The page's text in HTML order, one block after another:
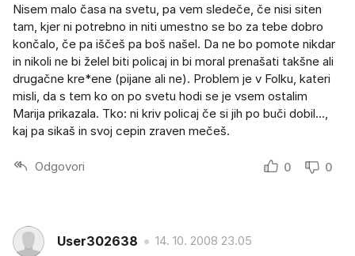
Nisem malo časa na svetu, pa vem sledeče, če nisi siten
tam, kjer ni potrebno in niti umestno se bo za tebe dobro
končalo, če pa iščeš pa boš našel. Da ne bo pomote nikdar
in nikoli ne bi želel biti policaj in bi moral prenašati takšne ali
drugačne kre*ene (pijane ali ne). Problem je v Folku, kateri
misli, da s tem ko on po svetu hodi se je vsem ostalim
Marija prikazala. Tko: ni kriv policaj če si jih po buči dobil...,
kaj pa sikaš in svoj cepin zraven mečeš.
Odgovori 0 0
User302638 14. 10. 2008 23.05